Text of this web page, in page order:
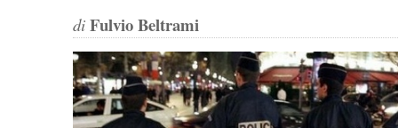
di Fulvio Beltrami